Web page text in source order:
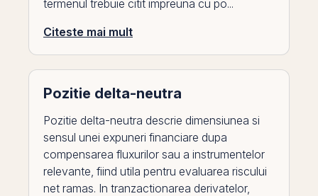
termenul trebuie citit impreuna cu po...
Citeste mai mult
Pozitie delta-neutra
Pozitie delta-neutra descrie dimensiunea si
sensul unei expuneri financiare dupa
compensarea fluxurilor sau a instrumentelor
relevante, fiind utila pentru evaluarea riscului
net ramas. In tranzactionarea derivatelor,